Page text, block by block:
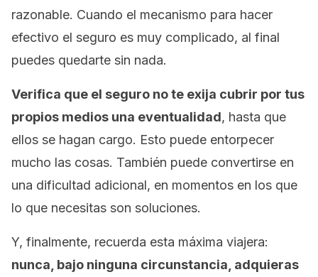
razonable. Cuando el mecanismo para hacer
efectivo el seguro es muy complicado, al final
puedes quedarte sin nada.
Verifica que el seguro no te exija cubrir por tus
propios medios una eventualidad, hasta que
ellos se hagan cargo. Esto puede entorpecer
mucho las cosas. También puede convertirse en
una dificultad adicional, en momentos en los que
lo que necesitas son soluciones.
Y, finalmente, recuerda esta máxima viajera:
nunca, bajo ninguna circunstancia, adquieras